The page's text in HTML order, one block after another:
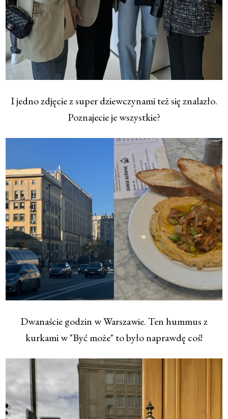
I jedno zdjęcie z super dziewczynami też się znalazło.
Poznajecie je wszystkie?
Dwanaście godzin w Warszawie. Ten hummus z
kurkami w "Być może" to było naprawdę coś!